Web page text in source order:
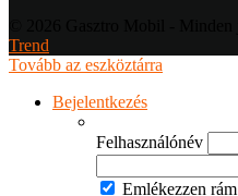
Trend
Tovább az eszköztárra
Bejelentkezés
Felhasználónév
Emlékezzen rám